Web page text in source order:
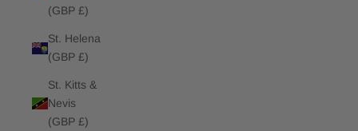
(GBP £)
St. Helena
(GBP £)
St. Kitts &
Nevis
(GBP £)